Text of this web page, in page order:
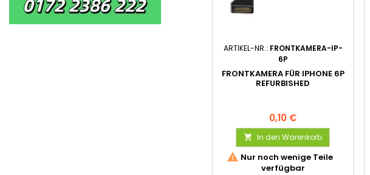
ARTIKEL-NR.: FRONTKAMERA-IP-
6P
FRONTKAMERA FÜR IPHONE 6P
REFURBISHED
0,10 €
 In den Warenkorb
 Nur noch wenige Teile
verfügbar